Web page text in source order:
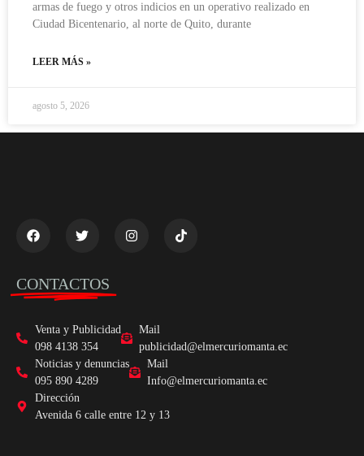
armas de fuego y otros indicios en un operativo realizado en
Ciudad Bicentenario, al norte de Quito, durante
LEER MÁS »
agosto 5, 2026
CONTACTOS
Venta y Publicidad
098 4138 354
Mail
publicidad@elmercuriomanta.ec
Noticias y denuncias
095 890 4289
Mail
Info@elmercuriomanta.ec
Dirección
Avenida 6 calle entre 12 y 13